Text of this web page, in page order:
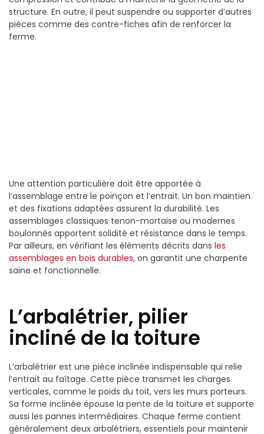
structure. En outre, il peut suspendre ou supporter d’autres
pièces comme des contre-fiches afin de renforcer la
ferme.
Une attention particulière doit être apportée à
l’assemblage entre le poinçon et l’entrait. Un bon maintien
et des fixations adaptées assurent la durabilité. Les
assemblages classiques tenon-mortaise ou modernes
boulonnés apportent solidité et résistance dans le temps.
Par ailleurs, en vérifiant les éléments décrits dans les
assemblages en bois durables, on garantit une charpente
saine et fonctionnelle.
L’arbalétrier, pilier
incliné de la toiture
L’arbalétrier est une pièce inclinée indispensable qui relie
l’entrait au faîtage. Cette pièce transmet les charges
verticales, comme le poids du toit, vers les murs porteurs.
Sa forme inclinée épouse la pente de la toiture et supporte
aussi les pannes intermédiaires. Chaque ferme contient
généralement deux arbalétriers, essentiels pour maintenir